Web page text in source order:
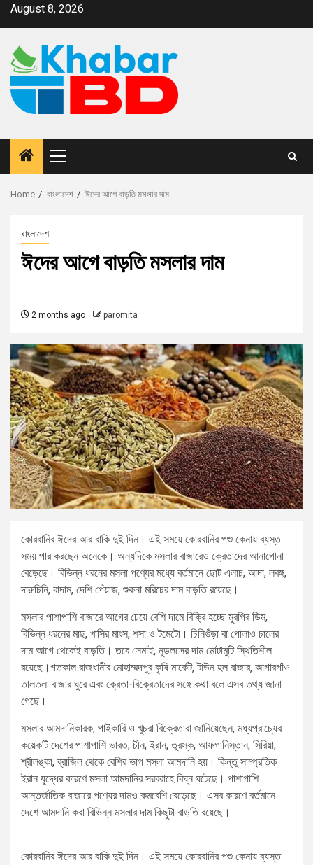
August 8, 2026
Home বাংলাদেশ ঈদের আগে বাড়তি মসলার দাম
বাংলাদেশ
ঈদের আগে বাড়তি মসলার দাম
2 months ago paromita
কোরবানির ঈদের আর বাকি দুই দিন। এই সময়ে কোরবানির পশু কেনায় ব্যস্ত
সময় পার করছেন অনেকে। অন্যদিকে মসলার বাজারেও ক্রেতাদের আনাগোনা
বেড়েছে। বিভিন্ন ধরনের মসলা পণ্যের মধ্যে বর্তমানে ছোট এলাচ, আদা, লবঙ্গ,
দারুচিনি, বাদাম, দেশি পেঁয়াজ, শুকনা মরিচের দাম বাড়তি রয়েছে।
মসলার পাশাপাশি বাজারে আগের চেয়ে বেশি দামে বিক্রি হচ্ছে মুরগির ডিম,
বিভিন্ন ধরনের মাছ, খাসির মাংস, শসা ও টমেটো। চিনিগুঁড়া বা পোলাও চালের
দাম আগে থেকেই বাড়তি। তবে সেমাই, নুডলসের দাম মোটামুটি স্থিতিশীল
রয়েছে।গতকাল রাজধানীর মোহাম্মদপুর কৃষি মার্কেট, টাউন হল বাজার, আগারগাঁও
তালতলা বাজার ঘুরে এবং ক্রেতা-বিক্রেতাদের সঙ্গে কথা বলে এসব তথ্য জানা
গেছে।
মসলার আমদানিকারক, পাইকারি ও খুচরা বিক্রেতারা জানিয়েছেন, মধ্যপ্রাচ্যের
কয়েকটি দেশের পাশাপাশি ভারত, চীন, ইরান, তুরস্ক, আফগানিস্তান, সিরিয়া,
শ্রীলঙ্কা, ব্রাজিল থেকে বেশির ভাগ মসলা আমদানি হয়। কিন্তু সাম্প্রতিক
ইরান যুদ্ধের কারণে মসলা আমদানির সরবরাহে বিঘ্ন ঘটেছে। পাশাপাশি
আন্তর্জাতিক বাজারে পণ্যের দামও কমবেশি বেড়েছে। এসব কারণে বর্তমানে
দেশে আমদানি করা বিভিন্ন মসলার দাম কিছুটা বাড়তি রয়েছে।
কোরবানির ঈদের আর বাকি দুই দিন। এই সময়ে কোরবানির পশু কেনায় ব্যস্ত